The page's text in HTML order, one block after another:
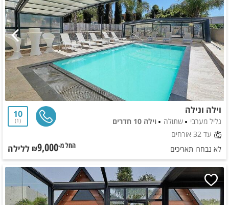
וילה ונילה
גליל מערבי שתולה
וילה 10 חדרים
עד 32 אורחים
10
1
לא נבחרו תאריכים החל מ-₪9,000 ללילה